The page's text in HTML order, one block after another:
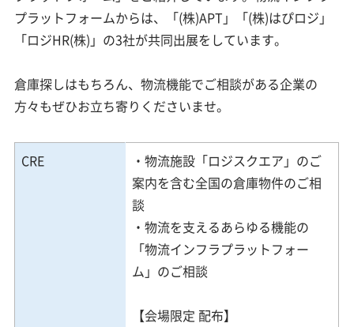
プラットフォームからは、「(株)APT」「(株)はぴロジ」
「ロジHR(株)」の3社が共同出展をしています。
倉庫探しはもちろん、物流機能でご相談がある企業の
方々もぜひお立ち寄りくださいませ。
CRE
・物流施設「ロジスクエア」のご
案内を含む全国の倉庫物件のご相
談
・物流を支えるあらゆる機能の
「物流インフラプラットフォー
ム」のご相談
【会場限定 配布】